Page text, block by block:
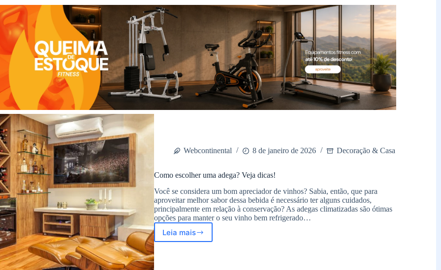
Webcontinental 8 de janeiro de 2026 Decoração & Casa
Como escolher uma adega? Veja dicas!
Você se considera um bom apreciador de vinhos? Sabia, então, que para
aproveitar melhor sabor dessa bebida é necessário ter alguns cuidados,
principalmente em relação à conservação? As adegas climatizadas são ótimas
opções para manter o seu vinho bem refrigerado…
Leia mais
Como